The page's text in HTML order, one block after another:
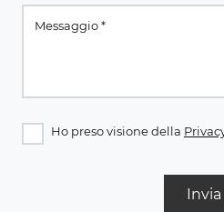
Ho preso visione della
Invia